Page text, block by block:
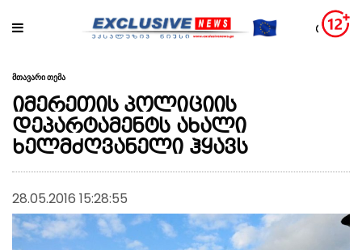
მთავარი თემა
იმერეთის პოლიციის
დეპარტამენტს ახალი
ხელმძღვანელი ჰყავს
28.05.2016 15:28:55